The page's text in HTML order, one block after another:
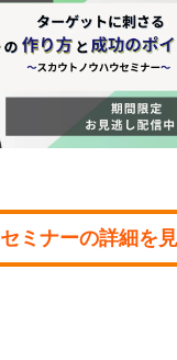
セミナーの詳細を